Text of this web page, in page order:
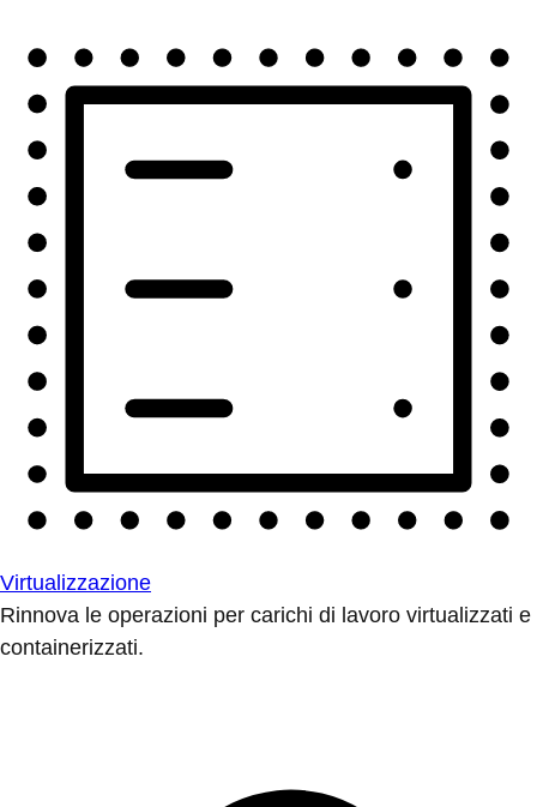
Virtualizzazione
Rinnova le operazioni per carichi di lavoro virtualizzati e
containerizzati.